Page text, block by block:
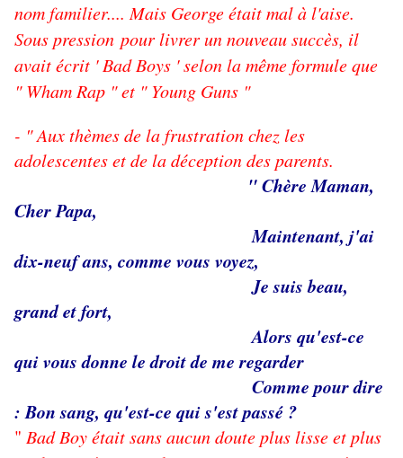
nom familier.... Mais George était mal à l'aise.
Sous pression pour livrer un nouveau succès, il
avait écrit ' Bad Boys ' selon la même formule que
" Wham Rap " et " Young Guns "
- " Aux thèmes de la frustration chez les
adolescentes et de la déception des parents.
" Chère Maman,
Cher Papa,
Maintenant, j'ai
dix-neuf ans, comme vous voyez,
Je suis beau,
grand et fort,
Alors qu'est-ce
qui vous donne le droit de me regarder
Comme pour dire
: Bon sang, qu'est-ce qui s'est passé ?
" Bad Boy était sans aucun doute plus lisse et plus